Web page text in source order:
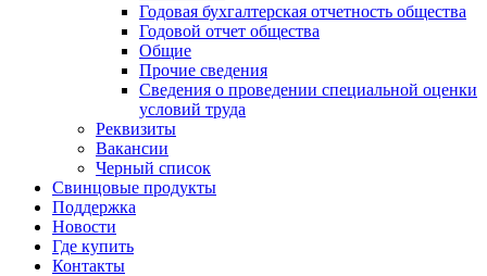
Годовая бухгалтерская отчетность общества
Годовой отчет общества
Общие
Прочие сведения
Сведения о проведении специальной оценки
условий труда
Реквизиты
Вакансии
Черный список
Свинцовые продукты
Поддержка
Новости
Где купить
Контакты